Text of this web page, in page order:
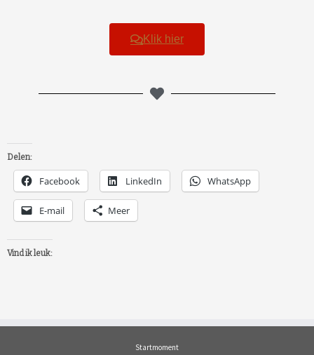
Klik hier
Delen:
Facebook LinkedIn WhatsApp
E-mail Meer
Vind ik leuk:
Startmoment